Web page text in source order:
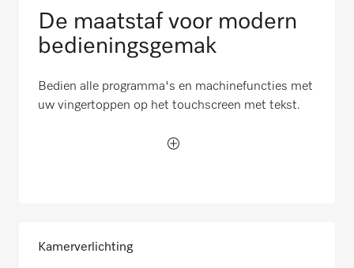
De maatstaf voor modern
bedieningsgemak
Bedien alle programma's en machinefuncties met
uw vingertoppen op het touchscreen met tekst.
Kamerverlichting